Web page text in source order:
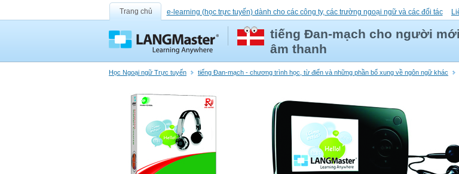
Trang chủ e-learning (học trực tuyến) dành cho các công ty, các trường ngoại ngữ và các đối tác
tiếng Đan-mạch cho người
âm thanh
Học Ngoại ngữ Trực tuyến tiếng Đan-mạch - chương trình học, từ điển và những phần bổ xung về ngôn ngữ khác